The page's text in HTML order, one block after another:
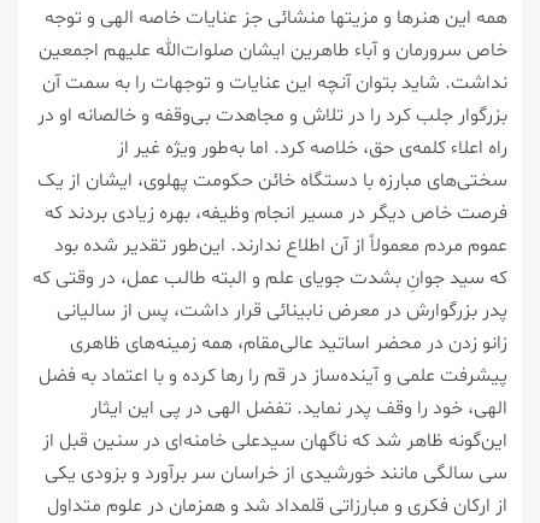
همه‌ این هنرها و مزیتها منشائی جز عنایات خاصه الهی و توجه
خاص سرورمان و آباء طاهرین ایشان صلوات‌الله علیهم اجمعین
نداشت. شاید بتوان آنچه این عنایات و توجهات را به سمت آن
بزرگوار جلب کرد را در تلاش و مجاهدت بی‌وقفه و خالصانه او در
راه اعلاء کلمه‌ی حق، خلاصه کرد. اما به‌طور ویژه غیر از
سختی‌های مبارزه با دستگاه خائن حکومت پهلوی، ایشان از یک
فرصت خاص دیگر در مسیر انجام وظیفه، بهره زیادی بردند که
عموم مردم معمولاً از آن اطلاع ندارند. این‌طور تقدیر شده بود
که سید جوانِ بشدت جویای علم و البته طالب عمل، در وقتی که
پدر بزرگوارش در معرض نابینائی قرار داشت، پس از سالیانی
زانو زدن در محضر اساتید عالی‌مقام، همه‌ زمینه‌های ظاهری
پیشرفت علمی و آینده‌ساز در قم را رها کرده و با اعتماد به فضل
الهی، خود را وقف پدر نماید. تفضل الهی در پی این ایثار
این‌گونه ظاهر شد که ناگهان سیدعلی خامنه‌ای در سنین قبل از
سی‌ سالگی مانند خورشیدی از خراسان سر برآورد و بزودی یکی
از ارکان فکری و مبارزاتی قلمداد شد و همزمان در علوم متداول